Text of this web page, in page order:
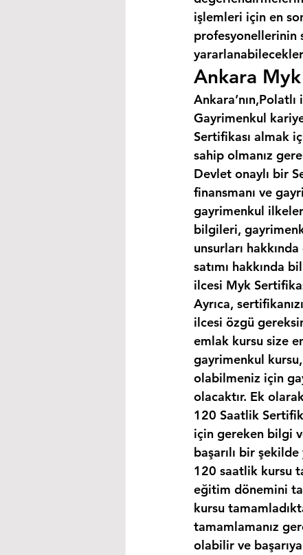
işlemleri için en
profesyonellerinin
Ankara Myk
Ankara’nın,Polatlı
Gayrimenkul
Sertifikası almak
sahip olmanız
Devlet onaylı bir
finansmanı ve
gayrimenkul
bilgileri,
unsurları
satımı hakkında
ilcesi Myk
Ayrıca,
ilcesi özgü
emlak kursu size
gayrimenkul
olabilmeniz için
olacaktır. Ek
120 Saatlik
için gereken bilgi
başarılı bir şekilde
120 saatlik kursu
eğitim dönemini
kursu
tamamlamanız
olabilir ve